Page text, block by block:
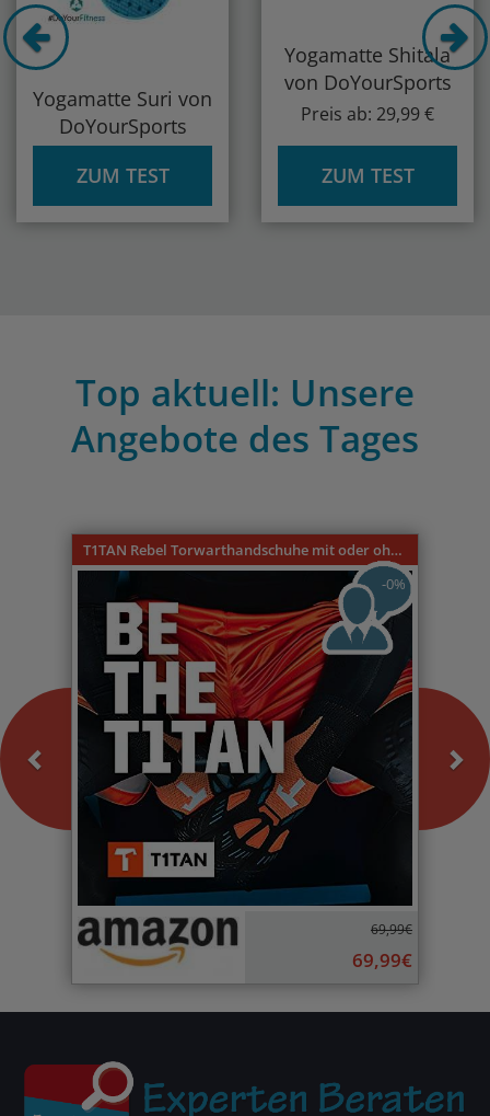
Yogamatte Suri von
DoYourSports
ZUM TEST
Yogamatte Shitala
von DoYourSports
Preis ab: 29,99 €
ZUM TEST
Top aktuell: Unsere
Angebote des Tages
T1TAN Rebel Torwarthandschuhe mit oder ohne Fingerschutz
-0%
69,99€
69,99€